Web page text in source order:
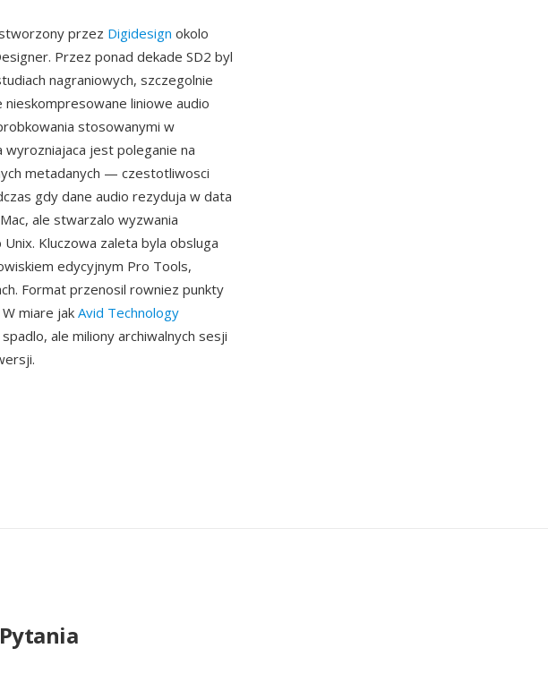
przez Digidesign okolo
Przez ponad dekade SD2 byl
nagraniowych, szczegolnie
liniowe audio
stosowanymi w
jest poleganie na
metadanych — czestotliwosci
gdy dane audio rezyduja w data
ale stwarzalo wyzwania
Kluczowa zaleta byla obsluga
edycyjnym Pro Tools,
Format przenosil rowniez punkty
miare jakAvid Technology
ale miliony archiwalnych sesji